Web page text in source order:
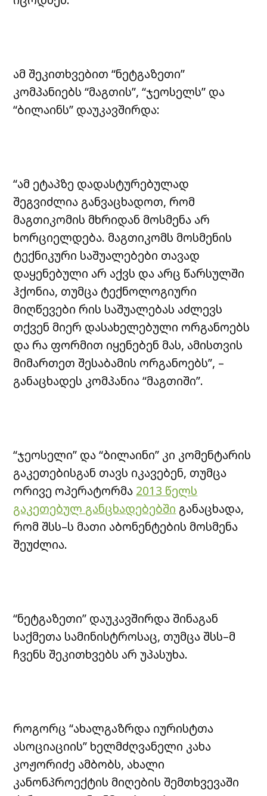
ამ შეკითხვებით “ნეტგაზეთი”
კომპანიებს “მაგთის”, “ჯეოსელს” და
“ბილაინს” დაუკავშირდა:
“ამ ეტაპზე დადასტურებულად
შეგვიძლია განვაცხადოთ, რომ
მაგთიკომის მხრიდან მოსმენა არ
ხორციელდება. მაგთიკომს მოსმენის
ტექნიკური საშუალებები თავად
დაყენებული არ აქვს და არც წარსულში
ჰქონია, თუმცა ტექნოლოგიური
მიღწევები რის საშუალებას აძლევს
თქვენ მიერ დასახელებული ორგანოებს
და რა ფორმით იყენებენ მას, ამისთვის
მიმართეთ შესაბამის ორგანოებს”, –
განაცხადეს კომპანია “მაგთიში”.
“ჯეოსელი” და “ბილაინი” კი კომენტარის
გაკეთებისგან თავს იკავებენ, თუმცა
ორივე ოპერატორმა 2013 წელს
გაკეთებულ განცხადებებში განაცხადა,
რომ შსს–ს მათი აბონენტების მოსმენა
შეუძლია.
“ნეტგაზეთი” დაუკავშირდა შინაგან
საქმეთა სამინისტროსაც, თუმცა შსს–მ
ჩვენს შეკითხვებს არ უპასუხა.
როგორც “ახალგაზრდა იურისტთა
ასოციაციის” ხელმძღვანელი კახა
კოჟორიძე ამბობს, ახალი
კანონპროექტის მიღების შემთხვევაში